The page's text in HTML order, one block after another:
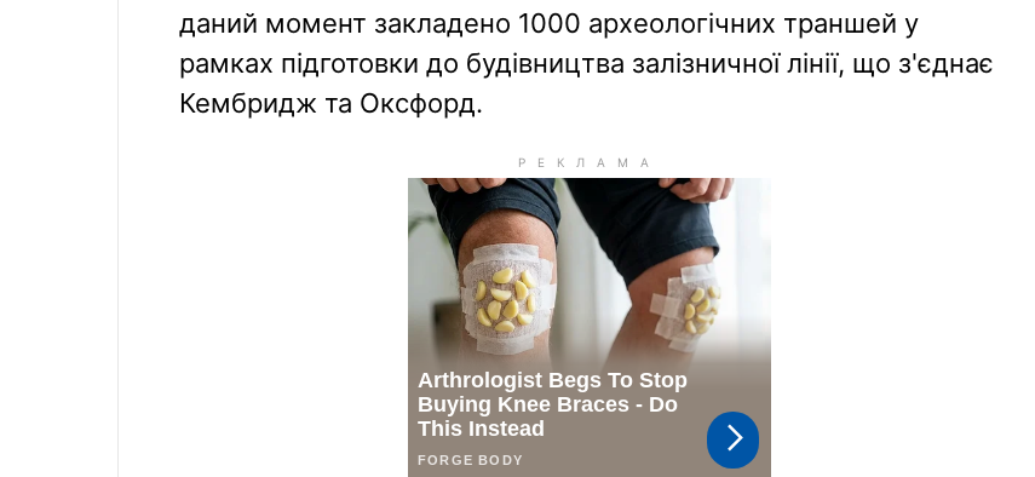
даний момент закладено 1000 археологічних траншей у
рамках підготовки до будівництва залізничної лінії, що з'єднає
Кембридж та Оксфорд.